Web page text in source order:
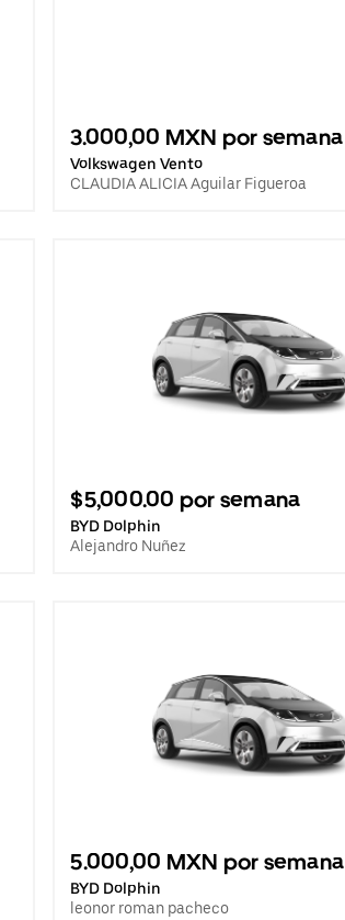
3.000,00 MXN por semana
Volkswagen Vento
CLAUDIA ALICIA Aguilar Figueroa
$5,000.00 por semana
BYD Dolphin
Alejandro Nuñez
5.000,00 MXN por semana
BYD Dolphin
leonor roman pacheco